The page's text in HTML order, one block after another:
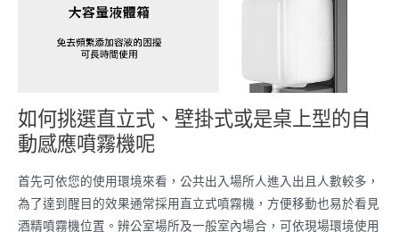
如何挑選直立式、壁掛式或是桌上型的自
動感應噴霧機呢
首先可依您的使用環境來看，公共出入場所人進入出且人數較多，
為了達到醒目的效果通常採用直立式噴霧機，方便移動也易於看見
酒精噴霧機位置。辨公室場所及一般室內場合，可依現場環境使用